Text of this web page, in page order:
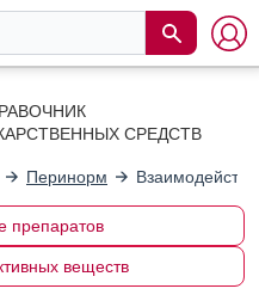
СРЕДСТВ
Перинорм
препаратов
веществ